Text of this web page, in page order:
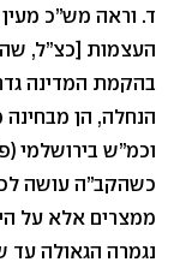
ד. וראה מש”כ
העצמות [כצ”ל,
בהקמת המדינה
הנחלה, הן מבחינה
וכמ”ש בירושלמי
כשהקב”ה עושה
ממצרים אלא על
נגמרה הגאולה עד